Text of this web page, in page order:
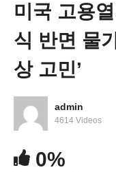
전기차 구입시
월부터 리베이트’
미국 고용
식 반면 물
상 고민’
admin
4614 Videos
0%